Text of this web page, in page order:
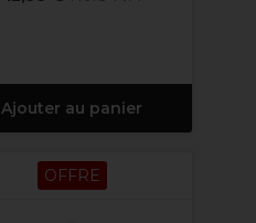
Ajouter au panier
OFFRE